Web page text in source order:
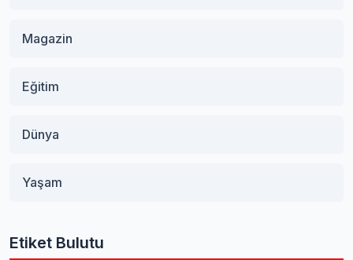
Magazin
Eğitim
Dünya
Yaşam
Etiket Bulutu